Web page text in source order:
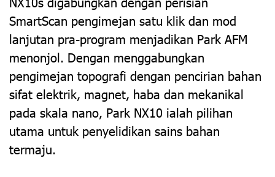
SmartScan pengimejan satu klik dan mod
lanjutan pra-program menjadikan Park AFM
menonjol. Dengan menggabungkan
pengimejan topografi dengan pencirian bahan
sifat elektrik, magnet, haba dan mekanikal
pada skala nano, Park NX10 ialah pilihan
utama untuk penyelidikan sains bahan
termaju.